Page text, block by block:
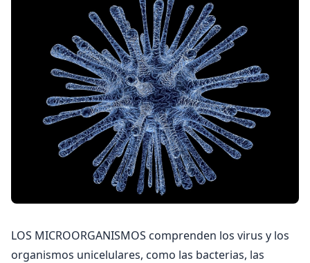
LOS MICROORGANISMOS comprenden los virus y los
organismos unicelulares, como las bacterias, las